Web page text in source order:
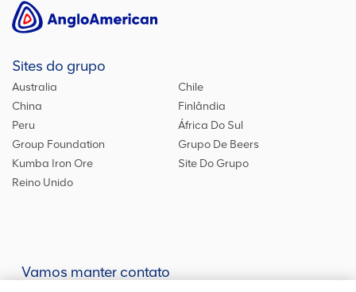
Sites do grupo
Australia
Chile
China
Finlândia
Peru
África Do Sul
Group Foundation
Grupo De Beers
Kumba Iron Ore
Site Do Grupo
Reino Unido
Vamos manter contato